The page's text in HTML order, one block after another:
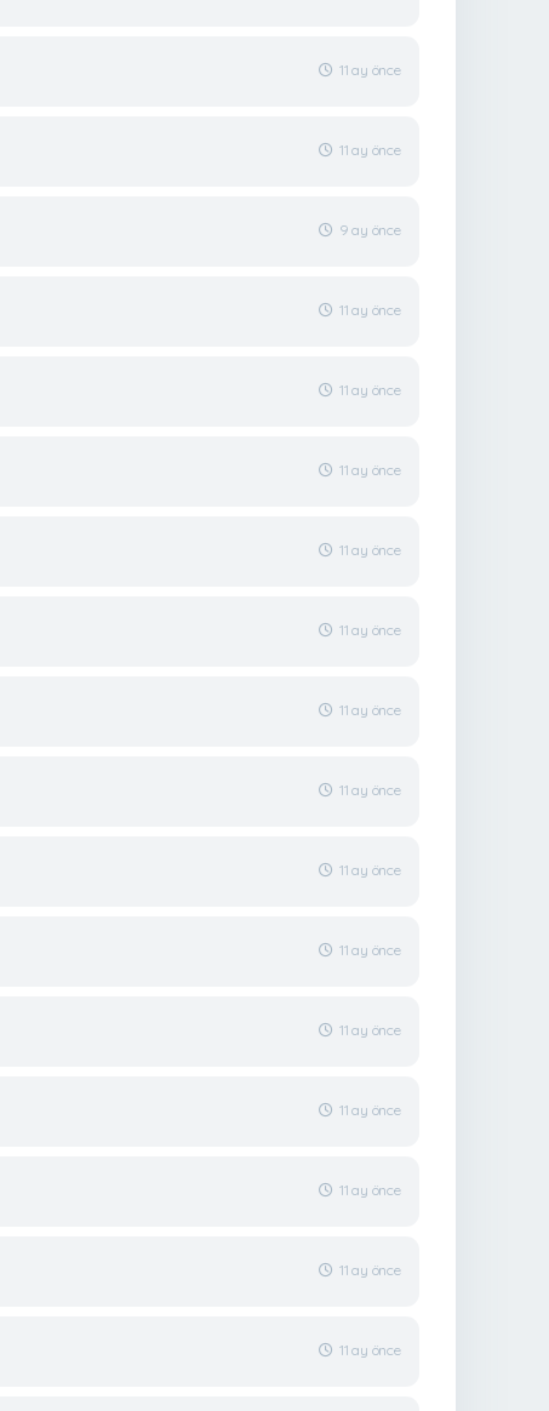
11 ay önce
11 ay önce
9 ay önce
11 ay önce
11 ay önce
11 ay önce
11 ay önce
11 ay önce
11 ay önce
11 ay önce
11 ay önce
11 ay önce
11 ay önce
11 ay önce
11 ay önce
11 ay önce
11 ay önce